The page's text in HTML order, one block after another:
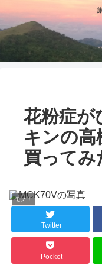
花粉症が
キンの高
買ってみ
モノ！
Twitter
Pocket